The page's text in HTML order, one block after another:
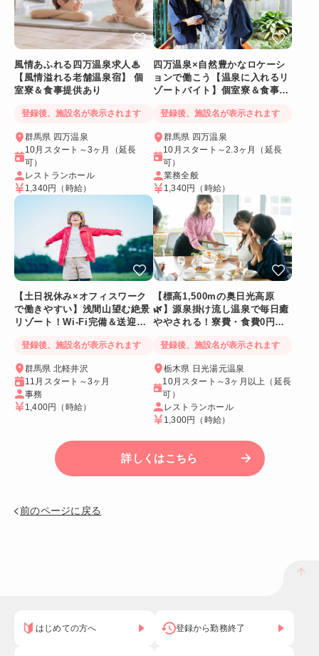
風情あふれる四万温泉求人♨
【風情溢れる老舗温泉宿】 個
室寮＆食事提供あり
登録後、施設名が表示されます
群馬県 四万温泉
10月スタート～3ヶ月（延長
可）
レストランホール
1,340円
（時給）
四万温泉×自然豊かなロケーシ
ョンで働こう【温泉に入れるリ
ゾートバイト】個室寮＆食事提
登録後、施設名が表示されます
群馬県 四万温泉
10月スタート～2.3ヶ月（延長
可）
業務全般
1,340円
（時給）
【土日祝休み×オフィスワーク
で働きやすい】浅間山望む絶景
リゾート！Wi-Fi完備＆送迎バ
登録後、施設名が表示されます
群馬県 北軽井沢
11月スタート～3ヶ月
事務
1,400円 （時給）
【標高1,500mの奥日光高原
🌿】源泉掛け流し温泉で毎日癒
ややされる！寮費・食費0円！
登録後、施設名が表示されます
栃木県 日光湯元温泉
10月スタート～3ヶ月以上（延長
可）
レストランホール
1,300円 （時給）
詳しくはこちら
前のページに戻る
はじめての方へ 登録から勤務終了